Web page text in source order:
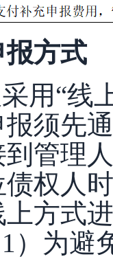
报方式
用“线
须先
管理
权人
方式
1）为避